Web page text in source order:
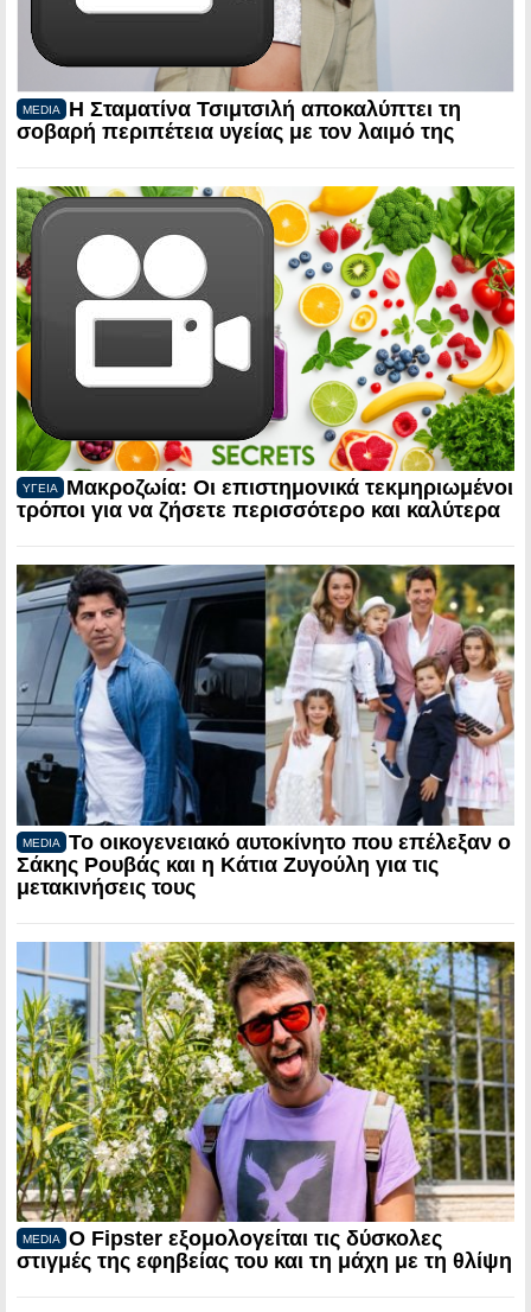
MEDIA
Η Σταματίνα Τσιμτσιλή αποκαλύπτει τη
σοβαρή περιπέτεια υγείας με τον λαιμό της
ΥΓΕΙΑ
Μακροζωία: Οι επιστημονικά τεκμηριωμένοι
τρόποι για να ζήσετε περισσότερο και καλύτερα
MEDIA
Το οικογενειακό αυτοκίνητο που επέλεξαν ο
Σάκης Ρουβάς και η Κάτια Ζυγούλη για τις
μετακινήσεις τους
MEDIA
Ο Fipster εξομολογείται τις δύσκολες
στιγμές της εφηβείας του και τη μάχη με τη θλίψη